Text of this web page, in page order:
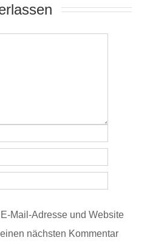
Mail-Adresse und Website
nächsten Kommentar